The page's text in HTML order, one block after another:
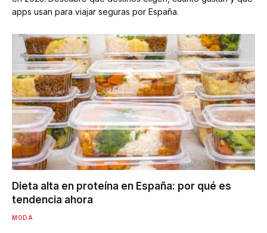
apps usan para viajar seguras por España.
Dieta alta en proteína en España: por qué es
tendencia ahora
MODA